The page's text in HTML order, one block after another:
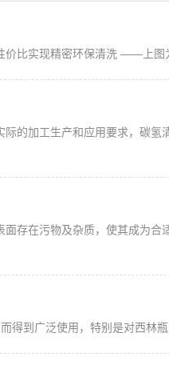
比实现精密环保清洗 ——上图
的加工生产和应用要求，碳氢
存在污物及杂质，使其成为合
到广泛使用，特别是对西林